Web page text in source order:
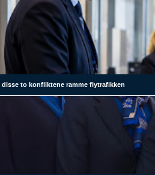
disse to konfliktene ramme flytrafikken